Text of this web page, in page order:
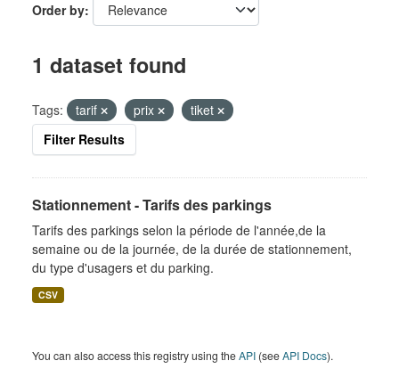
Order by
1 dataset found
Tags: tarif prix
tiket
Filter Results
Stationnement - Tarifs des parkings
Tarifs des parkings selon la période de l'année,de la
semaine ou de la journée, de la durée de stationnement,
du type d'usagers et du parking.
CSV
You can also access this registry using theAPI (seeAPI Docs).